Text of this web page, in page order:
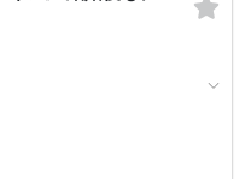
ます。